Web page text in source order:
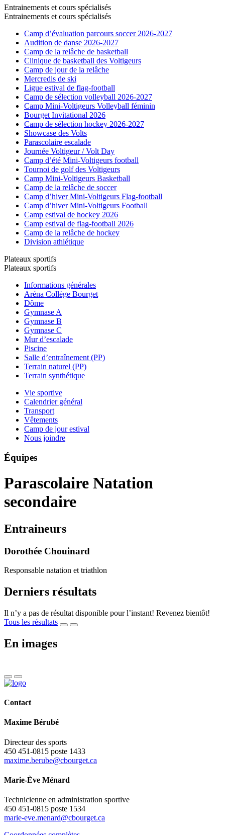
Entrainements et cours spécialisés
Entrainements et cours spécialisés
Camp d’évaluation parcours soccer 2026-2027
Audition de danse 2026-2027
Camp de la relâche de basketball
Clinique de basketball des Voltigeurs
Camp de jour de la relâche
Mercredis de ski
Ligue estival de flag-football
Camp de sélection volleyball 2026-2027
Camp Mini-Voltigeurs Volleyball féminin
Bourget Invitational 2026
Camp de sélection hockey 2026-2027
Showcase des Volts
Parascolaire escalade
Journée Voltigeur / Volt Day
Camp d’été Mini-Voltigeurs football
Tournoi de golf des Voltigeurs
Camp Mini-Voltigeurs Basketball
Camp de la relâche de soccer
Camp d’hiver Mini-Voltigeurs Flag-football
Camp d’hiver Mini-Voltigeurs Football
Camp estival de hockey 2026
Camp estival de flag-football 2026
Camp de la relâche de hockey
Division athlétique
Plateaux sportifs
Plateaux sportifs
Informations générales
Aréna Collège Bourget
Dôme
Gymnase A
Gymnase B
Gymnase C
Mur d’escalade
Piscine
Salle d’entraînement (PP)
Terrain naturel (PP)
Terrain synthétique
Vie sportive
Calendrier général
Transport
Vêtements
Camp de jour estival
Nous joindre
Équipes
Parascolaire Natation
secondaire
Entraineurs
Dorothée Chouinard
Responsable natation et triathlon
Derniers résultats
Il n’y a pas de résultat disponible pour l’instant! Revenez bientôt!
Tous les résultats
En images
Contact
Maxime Bérubé
Directeur des sports
450 451-0815 poste 1433
maxime.berube@cbourget.ca
Marie-Ève Ménard
Technicienne en administration sportive
450 451-0815 poste 1534
marie-eve.menard@cbourget.ca